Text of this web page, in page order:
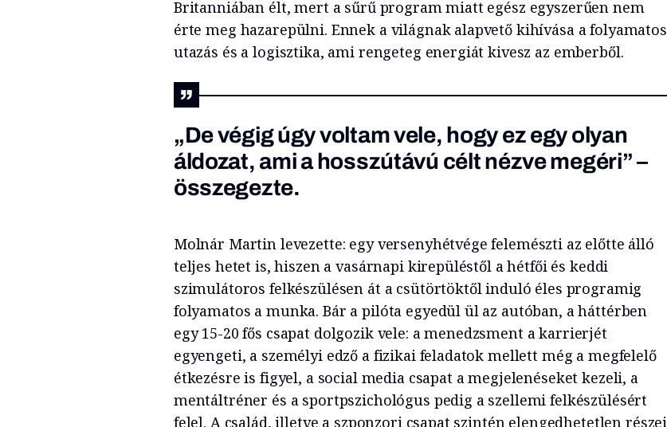
Britanniában élt, mert a sűrű program miatt egész egyszerűen nem
érte meg hazarepülni. Ennek a világnak alapvető kihívása a folyamatos
utazás és a logisztika, ami rengeteg energiát kivesz az emberből.
„De végig úgy voltam vele, hogy ez egy olyan
áldozat, ami a hosszútávú célt nézve megéri” –
összegezte.
Molnár Martin levezette: egy versenyhétvége felemészti az előtte álló
teljes hetet is, hiszen a vasárnapi kirepüléstől a hétfői és keddi
szimulátoros felkészülésen át a csütörtöktől induló éles programig
folyamatos a munka. Bár a pilóta egyedül ül az autóban, a háttérben
egy 15-20 fős csapat dolgozik vele: a menedzsment a karrierjét
egyengeti, a személyi edző a fizikai feladatok mellett még a megfelelő
étkezésre is figyel, a social media csapat a megjelenéseket kezeli, a
mentáltréner és a sportpszichológus pedig a szellemi felkészülésért
felel. A család, illetve a szponzori csapat szintén elengedhetetlen részei